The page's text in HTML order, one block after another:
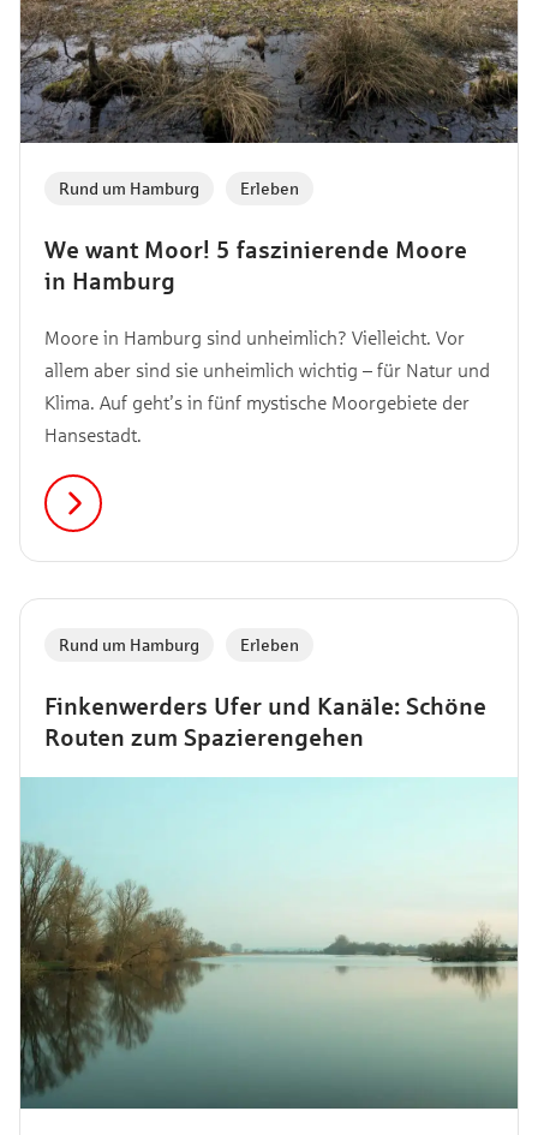
We want Moor! 5 faszinierende Moore
in Hamburg
Rund um Hamburg Erleben
Moore in Hamburg sind unheimlich? Vielleicht. Vor
allem aber sind sie unheimlich wichtig – für Natur und
Klima. Auf geht’s in fünf mystische Moorgebiete der
Hansestadt.
Finkenwerders Ufer und Kanäle: Schöne
Routen zum Spazierengehen
Rund um Hamburg Erleben